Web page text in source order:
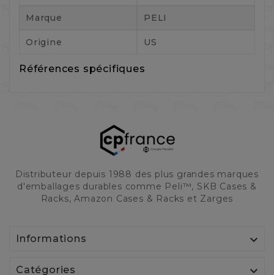
Marque PELI
Origine US
Références spécifiques
Distributeur depuis 1988 des plus grandes marques
d'emballages durables comme Peli™, SKB Cases &
Racks, Amazon Cases & Racks et Zarges
Informations 
Catégories 